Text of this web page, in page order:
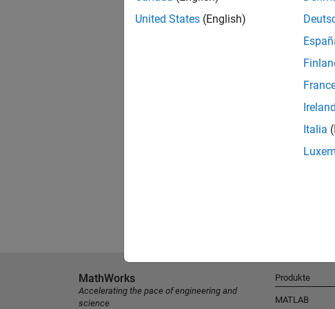
United States (English)
Ireland
Italia
MathWorks
Accelerating the pace of engineering and
science
Produkte
MATLAB